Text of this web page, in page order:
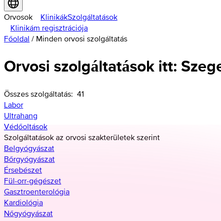
Orvosok KlinikákSzolgáltatások
Klinikám regisztrációja
Főoldal / Minden orvosi szolgáltatás
Orvosi szolgáltatások itt:
Összes szolgáltatás: 41
Labor
Ultrahang
Védőoltások
Szolgáltatások az orvosi szakterületek szerint
Belgyógyászat
Bőrgyógyászat
Érsebészet
Fül-orr-gégészet
Gasztroenterológia
Kardiológia
Nőgyógyászat